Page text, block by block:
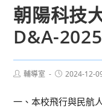
朝陽科技
D&A-2025
Post輔導室
Post2024-12-
一、本校飛行與民航